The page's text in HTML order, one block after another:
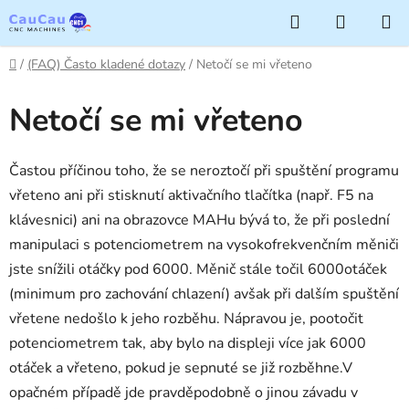
na
obsah
Hledat
KOŠÍK
Domů
/ (FAQ) Často kladené dotazy / Netočí se mi vřeteno
Netočí se mi vřeteno
Častou příčinou toho, že se neroztočí při spuštění programu
vřeteno ani při stisknutí aktivačního tlačítka (např. F5 na
klávesnici) ani na obrazovce MAHu bývá to, že při poslední
manipulaci s potenciometrem na vysokofrekvenčním měniči
jste snížili otáčky pod 6000. Měnič stále točil 6000otáček
(minimum pro zachování chlazení) avšak při dalším spuštění
vřetene nedošlo k jeho rozběhu. Nápravou je, pootočit
potenciometrem tak, aby bylo na displeji více jak 6000
otáček a vřeteno, pokud je sepnuté se již rozběhne.V
opačném případě jde pravděpodobně o jinou závadu v